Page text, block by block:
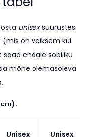
unisexsuurustes
(mis on väiksem kui
endale sobiliku
mõne olemasoleva
Unisex
Unisex